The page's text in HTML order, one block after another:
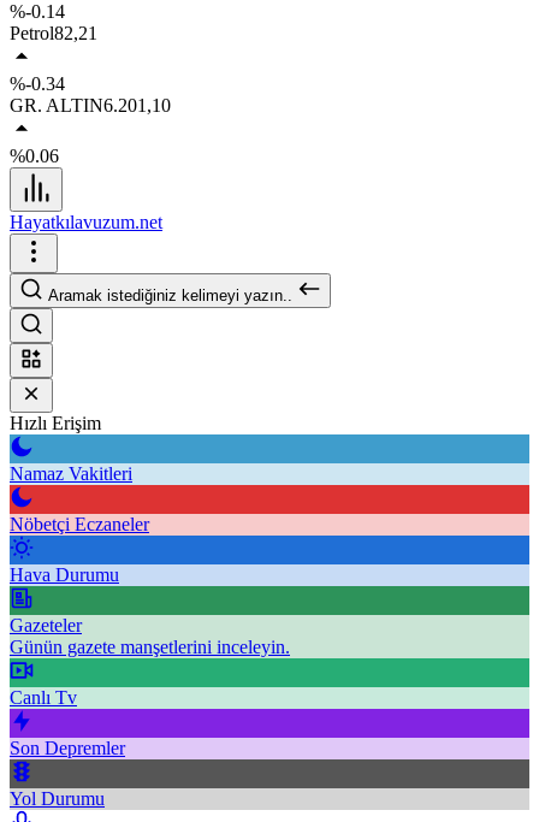
%-0.14
Petrol82,21
%-0.34
GR. ALTIN6.201,10
%0.06
Hayatkılavuzum.net
Aramak istediğiniz kelimeyi yazın..
Hızlı Erişim
Namaz Vakitleri
Nöbetçi Eczaneler
Hava Durumu
Gazeteler
Günün gazete manşetlerini inceleyin.
Canlı Tv
Son Depremler
Yol Durumu